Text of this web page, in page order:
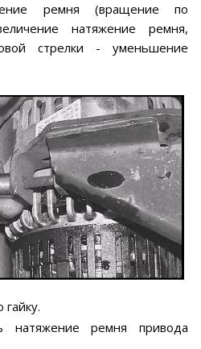
ремня (вращение по
натяжение ремня,
стрелки - уменьшение
натяжение ремня привода